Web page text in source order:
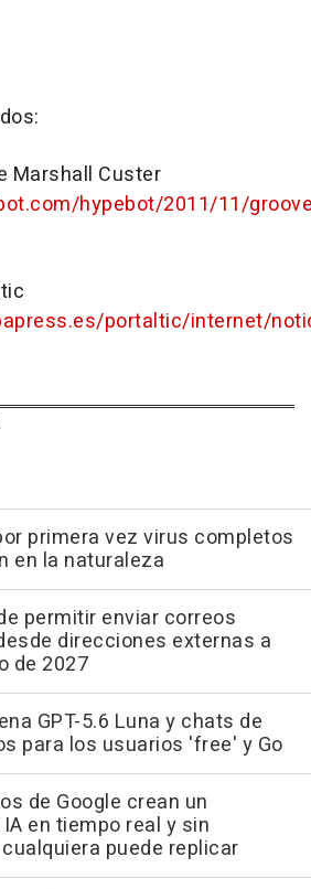
Marshall Custer
hypebot/2011/11/
portaltic/internet/
primera vez virus completos
en la naturaleza
permitir enviar correos
direcciones externas a
de 2027
GPT-5.6 Luna y chats de
para los usuarios 'free' y Go
de Google crean un
en tiempo real y sin
puede replicar